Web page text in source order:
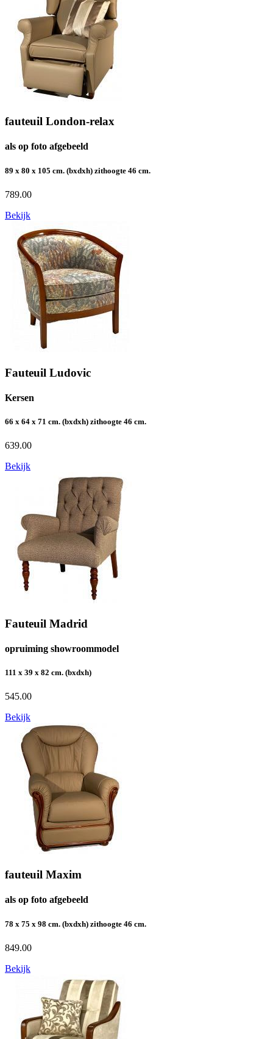
fauteuil London-relax
als op foto afgebeeld
89 x 80 x 105 cm. (bxdxh) zithoogte 46 cm.
789.00
Bekijk
Fauteuil Ludovic
Kersen
66 x 64 x 71 cm. (bxdxh) zithoogte 46 cm.
639.00
Bekijk
Fauteuil Madrid
opruiming showroommodel
111 x 39 x 82 cm. (bxdxh)
545.00
Bekijk
fauteuil Maxim
als op foto afgebeeld
78 x 75 x 98 cm. (bxdxh) zithoogte 46 cm.
849.00
Bekijk